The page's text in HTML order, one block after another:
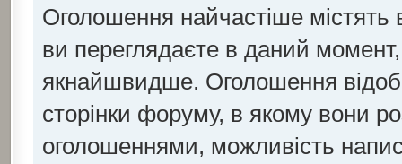
Оголошення найчастіше
ви переглядаєте в даний момент,
якнайшвидше. Оголошення
сторінки форуму, в якому вони
оголошеннями, можливість